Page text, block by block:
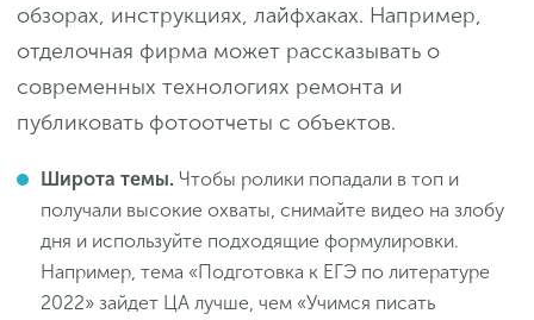
обзорах, инструкциях, лайфхаках. Например,
отделочная фирма может рассказывать о
современных технологиях ремонта и
публиковать фотоотчеты с объектов.
Широта темы. Чтобы ролики попадали в топ и
получали высокие охваты, снимайте видео на злобу
дня и используйте подходящие формулировки.
Например, тема «Подготовка к ЕГЭ по литературе
2022» зайдет ЦА лучше, чем «Учимся писать